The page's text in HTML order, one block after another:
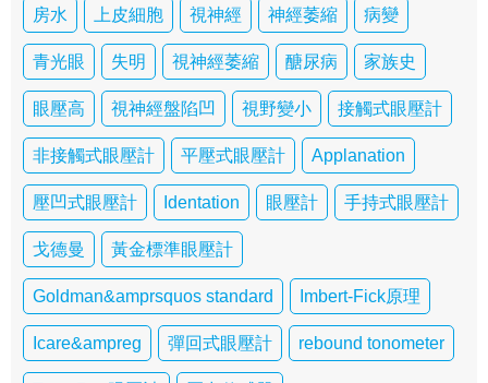
房水 上皮細胞 視神經 神經萎縮 病變
青光眼 失明 視神經萎縮 醣尿病 家族史
眼壓高 視神經盤陷凹 視野變小 接觸式眼壓計
非接觸式眼壓計 平壓式眼壓計 Applanation
壓凹式眼壓計 Identation 眼壓計 手持式眼壓計
戈德曼 黃金標準眼壓計
Goldman&amprsquos standard Imbert-Fick原理
Icare&ampreg 彈回式眼壓計 rebound tonometer